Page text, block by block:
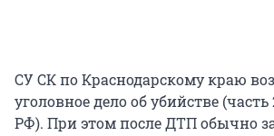
СУ СК по Краснодарскому краю
уголовное дело об убийстве (часть
РФ). При этом после ДТП обычно